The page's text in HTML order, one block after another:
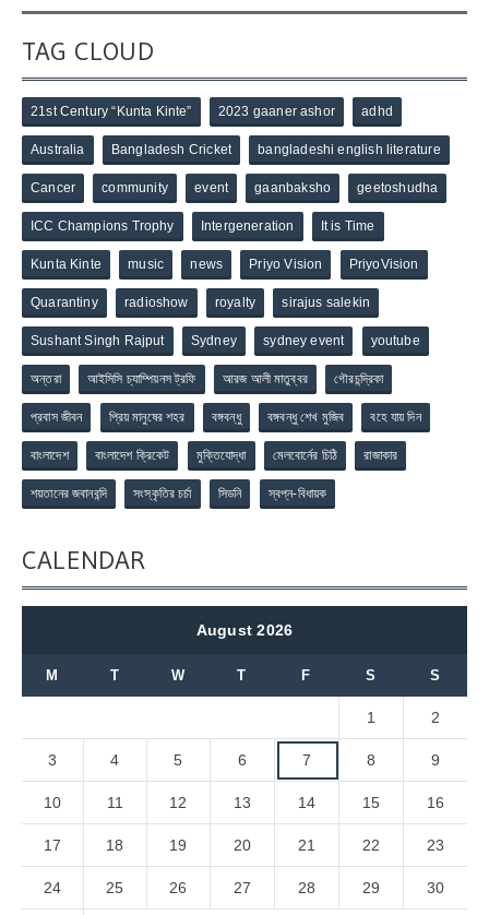
TAG CLOUD
21st Century “Kunta Kinte” 2023 gaaner ashor adhd
Australia Bangladesh Cricket bangladeshi english literature
Cancer community event gaanbaksho geetoshudha
ICC Champions Trophy Intergeneration It is Time
Kunta Kinte music news Priyo Vision PriyoVision
Quarantiny radioshow royalty sirajus salekin
Sushant Singh Rajput Sydney sydney event youtube
অন্তরা আইসিসি চ্যাম্পিয়নস ট্রফি আরজ আলী মাতুব্বর গৌরচন্দ্রিকা
প্রবাস জীবন প্রিয় মানুষের শহর বঙ্গবন্ধু বঙ্গবন্ধু শেখ মুজিব বহে যায় দিন
বাংলাদেশ বাংলাদেশ ক্রিকেট মুক্তিযোদ্ধা মেলবোর্নের চিঠি রাজাকার
শয়তানের জবানবন্দি সংস্কৃতির চর্চা সিডনি স্বপ্ন-বিধায়ক
CALENDAR
August 2026
M T W T F S S
1 2
3 4 5 6 7 8 9
10 11 12 13 14 15 16
17 18 19 20 21 22 23
24 25 26 27 28 29 30